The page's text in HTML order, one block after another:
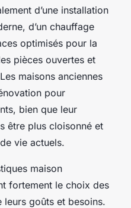
d’une installation
d’un chauffage
optimisés pour la
pièces ouvertes et
maisons anciennes
pour
bien que leur
être plus cloisonné et
vie actuels.
maison
fortement le choix des
goûts et besoins.